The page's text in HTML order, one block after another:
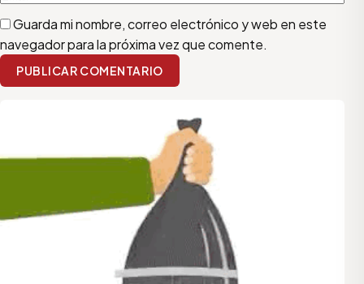
Guarda mi nombre, correo electrónico y web en este
navegador para la próxima vez que comente.
PUBLICAR COMENTARIO